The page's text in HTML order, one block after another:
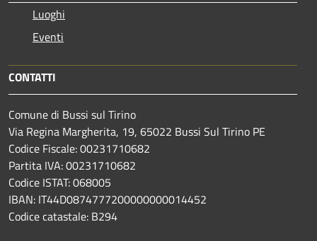
Luoghi
Eventi
CONTATTI
Comune di Bussi sul Tirino
Via Regina Margherita, 19, 65022 Bussi Sul Tirino PE
Codice Fiscale: 00231710682
Partita IVA: 00231710682
Codice ISTAT: 068005
IBAN: IT44D0874777200000000014452
Codice catastale: B294